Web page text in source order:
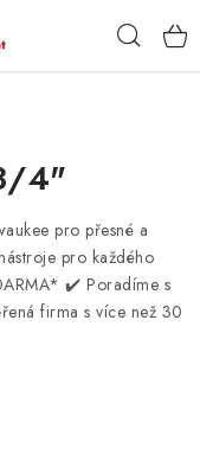
4"
pro přesné a
pro každého
✔️ Poradíme s
firma s více než 30